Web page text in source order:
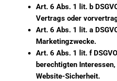
Art. 6 Abs. 1 lit. b
Vertrags oder
Art. 6 Abs. 1 lit. a
Marketingzwecke.
Art. 6 Abs. 1 lit. f
berechtigten
Website-Sicherheit.